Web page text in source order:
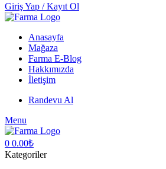
Giriş Yap / Kayıt Ol
Anasayfa
Mağaza
Farma E-Blog
Hakkımızda
İletişim
Randevu Al
Menu
0 0.00₺
Kategoriler